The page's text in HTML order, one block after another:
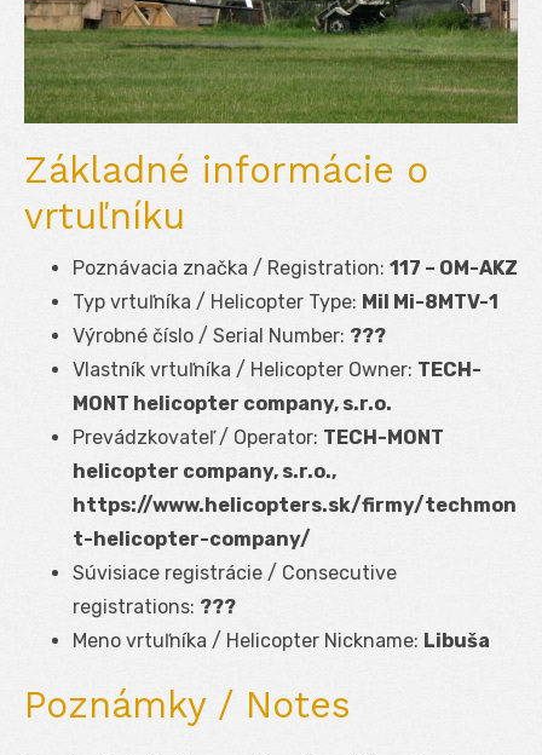
Základné informácie o
vrtuľníku
Poznávacia značka / Registration: 117 – OM-AKZ
Typ vrtuľníka / Helicopter Type: Mil Mi-8MTV-1
Výrobné číslo / Serial Number: ???
Vlastník vrtuľníka / Helicopter Owner: TECH-
MONT helicopter company, s.r.o.
Prevádzkovateľ / Operator: TECH-MONT
helicopter company, s.r.o.,
https://www.helicopters.sk/firmy/techmon
t-helicopter-company/
Súvisiace registrácie / Consecutive
registrations: ???
Meno vrtuľníka / Helicopter Nickname: Libuša
Poznámky / Notes